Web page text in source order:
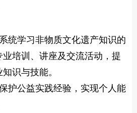
统学习非物质文化遗产知识的
培训、讲座及交流活动，提
识与技能。
护公益实践经验，实现个人能